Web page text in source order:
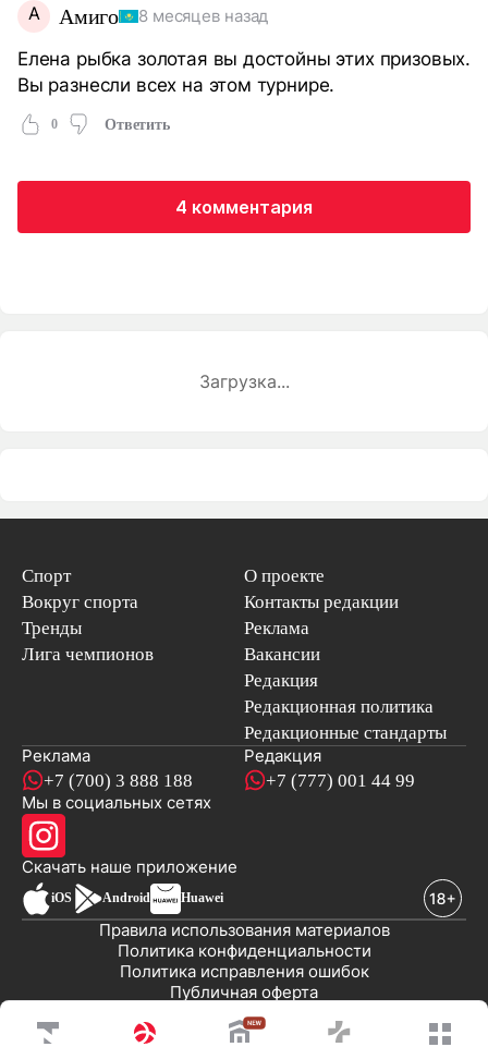
А Амиго 8 месяцев назад
Елена рыбка золотая вы достойны этих призовых.
Вы разнесли всех на этом турнире.
0 Ответить
4 комментария
Загрузка...
Спорт
Вокруг спорта
Тренды
Лига чемпионов
О проекте
Контакты редакции
Реклама
Вакансии
Редакция
Редакционная политика
Редакционные стандарты
Реклама
+7 (700) 3 888 188
Редакция
+7 (777) 001 44 99
Мы в социальных сетях
Скачать наше приложениеновостей
iOS Android Huawei
Публичная оферта
Политика исправления ошибок
Политика конфиденциальности
Правила использования материалов
© 2008-2026 ТОО «EML»